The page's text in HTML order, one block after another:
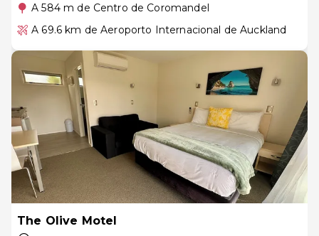
A 584 m de Centro de Coromandel
A 69.6 km de Aeroporto Internacional de Auckland
The Olive Motel